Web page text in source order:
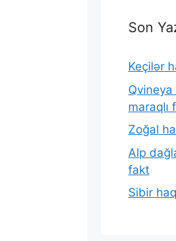
Son
Keçilər
Qvineya
maraqlı
Zoğal
Alp
fakt
Sibir